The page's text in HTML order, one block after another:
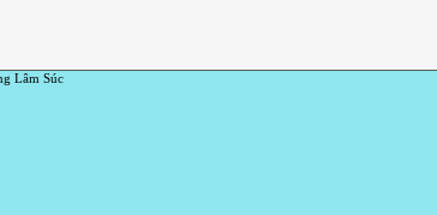
Lâm Súc